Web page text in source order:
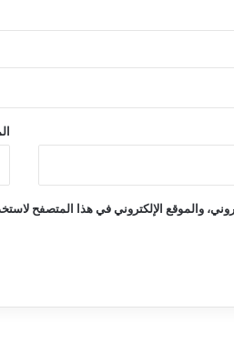
والموقع الإلكتروني في هذا المتصفح